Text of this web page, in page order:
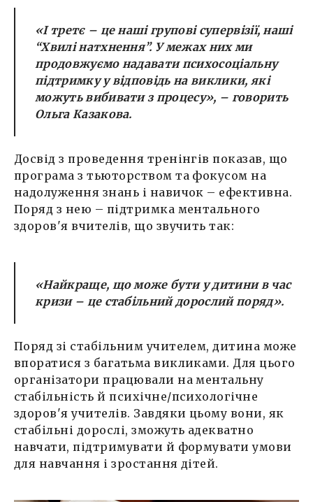
«І третє – це наші групові супервізії, наші
“Хвилі натхнення”. У межах них ми
продовжуємо надавати психосоціальну
підтримку у відповідь на виклики, які
можуть вибивати з процесу», – говорить
Ольга Казакова.
Досвід з проведення тренінгів показав, що
програма з тьюторством та фокусом на
надолуження знань і навичок – ефективна.
Поряд з нею – підтримка ментального
здоров'я вчителів, що звучить так:
«Найкраще, що може бути у дитини в час
кризи – це стабільний дорослий поряд».
Поряд зі стабільним учителем, дитина може
впоратися з багатьма викликами. Для цього
організатори працювали на ментальну
стабільність й психічне/психологічне
здоров'я учителів. Завдяки цьому вони, як
стабільні дорослі, зможуть адекватно
навчати, підтримувати й формувати умови
для навчання і зростання дітей.